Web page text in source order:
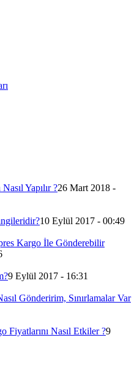
Yapılır ?26 Mart 2018 -
10 Eylül 2017 - 00:49
Kargo İle Gönderebilir
9 Eylül 2017 - 16:31
Gönderirim, Sınırlamalar Var
Fiyatlarını Nasıl Etkiler ?9